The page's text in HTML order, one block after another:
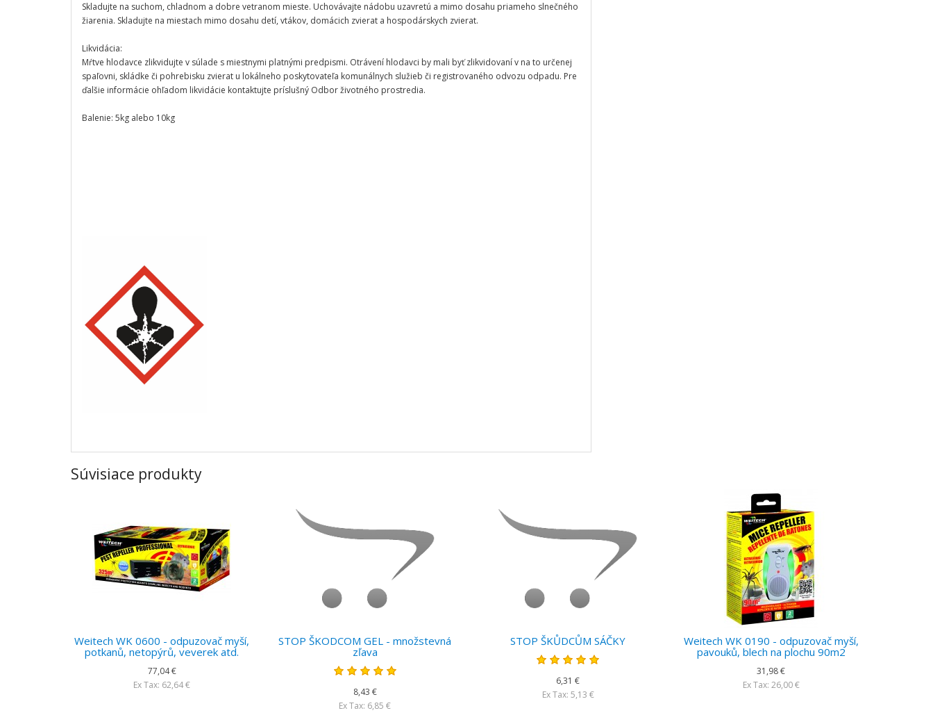
Skladujte na suchom, chladnom a dobre vetranom mieste. Uchovávajte nádobu uzavretú a mimo dosahu priameho slnečného
žiarenia. Skladujte na miestach mimo dosahu detí, vtákov, domácich zvierat a hospodárskych zvierat.
Likvidácia:
Mŕtve hlodavce zlikvidujte v súlade s miestnymi platnými predpismi. Otrávení hlodavci by mali byť zlikvidovaní v na to určenej
spaľovni, skládke či pohrebisku zvierat u lokálneho poskytovateľa komunálnych služieb či registrovaného odvozu odpadu. Pre
ďalšie informácie ohľadom likvidácie kontaktujte príslušný Odbor životného prostredia.
Balenie: 5kg alebo 10kg
Súvisiace produkty
Weitech WK 0600 - odpuzovač myší,
potkanů, netopýrů, veverek atd.
77,04 €
Ex Tax: 62,64 €
STOP ŠKODCOM GEL - množstevná
zľava
8,43 €
Ex Tax: 6,85 €
STOP ŠKŮDCŮM SÁČKY
6,31 €
Ex Tax: 5,13 €
Weitech WK 0190 - odpuzovač myší,
pavouků, blech na plochu 90m2
31,98 €
Ex Tax: 26,00 €